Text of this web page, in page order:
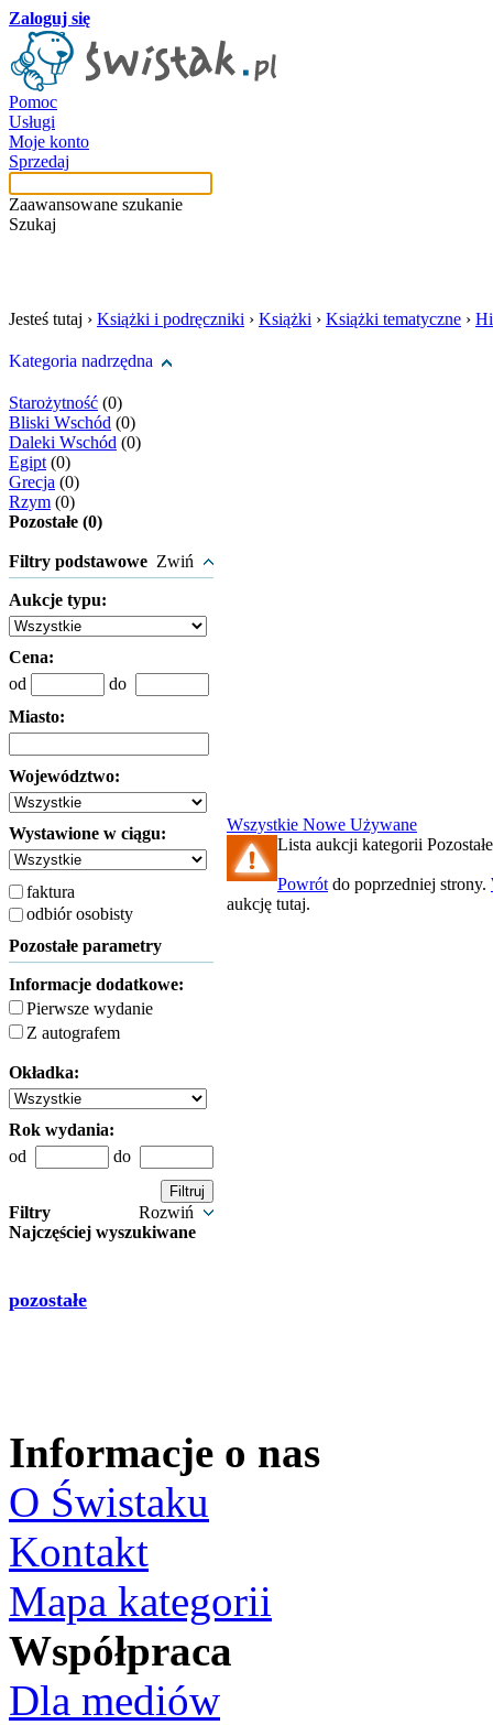
Zaloguj się
Pomoc
Usługi
Moje konto
Sprzedaj
Zaawansowane szukanie
Szukaj
Jesteś tutaj › Książki i podręczniki › Książki › Książki tematyczne ›
Kategoria nadrzędna
Starożytność (0)
Bliski Wschód (0)
Daleki Wschód (0)
Egipt (0)
Grecja (0)
Rzym (0)
Pozostałe (0)
Filtry podstawowe Zwiń
Aukcje typu:
Cena:
od
do
Miasto:
Województwo:
Wystawione w ciągu:
faktura
odbiór osobisty
Pozostałe parametry
Informacje dodatkowe:
Pierwsze wydanie
Z autografem
Okładka:
Rok wydania:
od
do
Filtry
Rozwiń
Najczęściej wyszukiwane
pozostałe
Wszystkie Nowe Używane
Lista aukcji kategorii
Powrót do poprzedniej strony.
aukcję tutaj.
Informacje o nas
O Świstaku
Kontakt
Mapa kategorii
Współpraca
Dla mediów